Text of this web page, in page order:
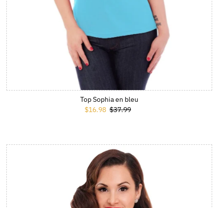
Top Sophia en bleu
Prix soldé
$16.98 Prix ordinaire
$37.99